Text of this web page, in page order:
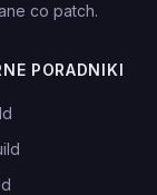
co patch.
PORADNIKI